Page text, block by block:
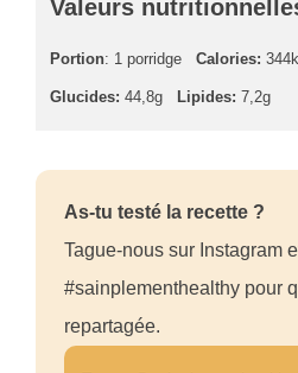
Valeurs
Portion: 1 porridge Calories:
Glucides: 44,8g Lipides: 7,2g
As-tu testé la recette ?
Tague-nous sur Instagram
#sainplementhealthy pour
repartagée.